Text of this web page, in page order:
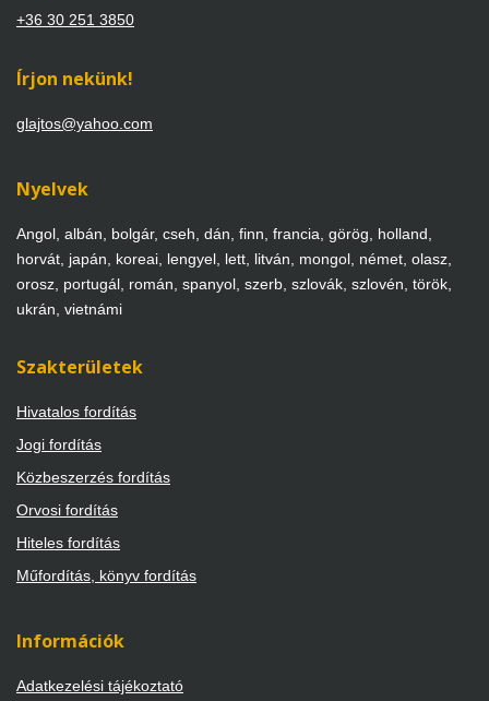
+36 30 251 3850
Írjon nekünk!
glajtos@yahoo.com
Nyelvek
Angol, albán, bolgár, cseh, dán, finn, francia, görög, holland,
horvát, japán, koreai, lengyel, lett, litván, mongol, német, olasz,
orosz, portugál, román, spanyol, szerb, szlovák, szlovén, török,
ukrán, vietnámi
Szakterületek
Hivatalos fordítás
Jogi fordítás
Közbeszerzés fordítás
Orvosi fordítás
Hiteles fordítás
Műfordítás, könyv fordítás
Információk
Adatkezelési tájékoztató